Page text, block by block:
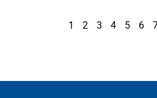
1 2 3 4 5 6